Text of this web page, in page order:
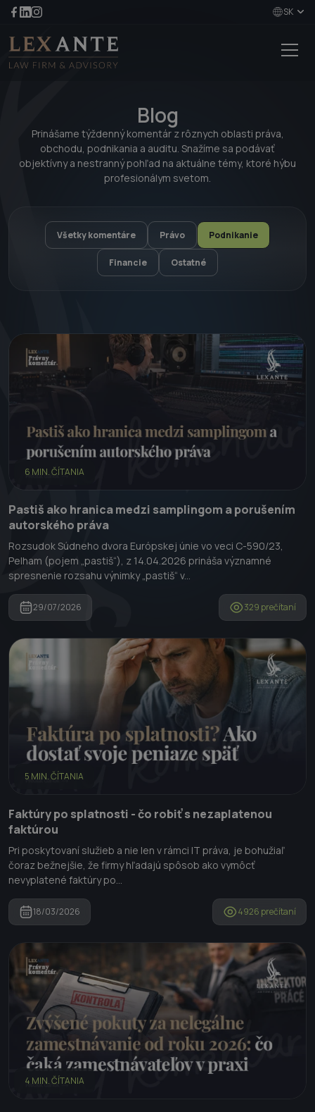
SK
Blog
Prinášame týždenný komentár z rôznych oblasti práva,
obchodu, podnikania a auditu. Snažíme sa podávať
objektívny a nestranný pohľad na aktuálne témy, ktoré hýbu
profesionálym svetom.
Všetky komentáre Právo Podnikanie
Financie Ostatné
6 MIN. ČÍTANIA
Pastiš ako hranica medzi samplingom a porušením
autorského práva
Rozsudok Súdneho dvora Európskej únie vo veci C-590/23,
Pelham (pojem „pastiš“), z 14.04.2026 prináša významné
spresnenie rozsahu výnimky „pastiš“ v...
29/07/2026 329 prečítaní
5 MIN. ČÍTANIA
Faktúry po splatnosti - čo robiť s nezaplatenou
faktúrou
Pri poskytovaní služieb a nie len v rámci IT práva, je bohužiaľ
čoraz bežnejšie, že firmy hľadajú spôsob ako vymôcť
nevyplatené faktúry po...
18/03/2026 4926 prečítaní
4 MIN. ČÍTANIA